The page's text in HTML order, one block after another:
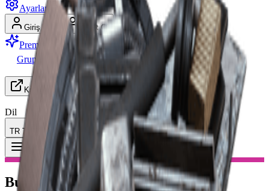
Ayarlar
Giriş Yap Kayıt Ol
Premium'a Geç
Grup Arayışı
Kaynaklar
Dil
TR Türkçe
Toggle Menu Eşya
Burç Hücresi